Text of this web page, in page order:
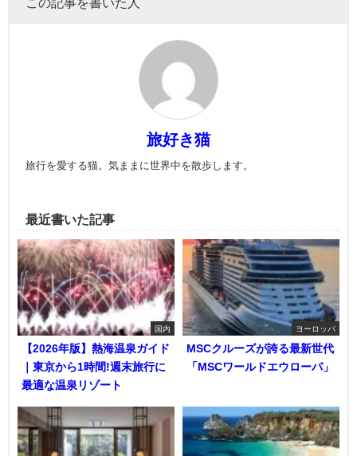
旅好き猫
旅行を愛する猫。気ままに世界中を散歩します。
最近書いた記事
国内
【2026年版】熱海温泉ガイド
｜東京から1時間!週末旅行に
最適な温泉リゾート
ヨーロッパ
MSCクルーズが誇る最新世代
「MSCワールドエウローパ」